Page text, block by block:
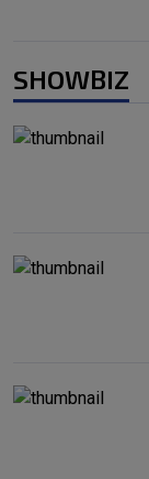
SHOWBIZ